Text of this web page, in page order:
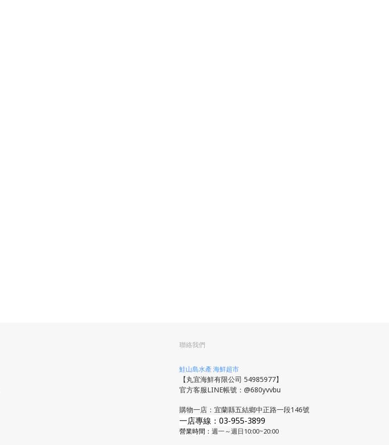
聯絡我們
鮭山島水產 海鮮超市
【丸宜海鮮有限公司 54985977】
官方客服LINE帳號：@680yvvbu
購物一店：宜蘭縣五結鄉中正路一段146號
一店專線：03-955-3899
營業時間： 週一～週日10:00~20:00